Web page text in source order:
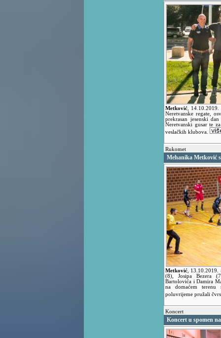
Metković
14.10.2019.
Neretvanske regate,
prekrasan jesenski
Neretvanski gusar te
veslačkih klubova.
Rukomet
Mehanika Metković
Metković 13.10.2019.
(8), Josipa Bezera
Bartolovića i Damira
na domaćem
poluvrijeme pružali
Koncert
Koncert u spomen